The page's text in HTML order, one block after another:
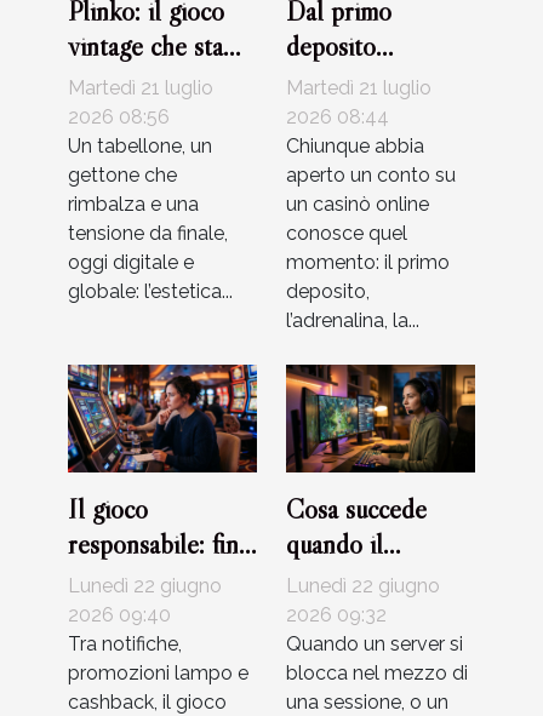
Plinko: il gioco
vintage che sta
rivoluzionando
l’intrattenimento
digitale
Martedì 21 luglio
2026 08:56
Un tabellone, un
gettone che
rimbalza e una
tensione da finale,
oggi digitale e
globale: l’estetica...
Dal primo
deposito
all’upgrade vip:
racconti veri di
giocatori
Martedì 21 luglio
2026 08:44
Chiunque abbia
aperto un conto su
un casinò online
conosce quel
momento: il primo
deposito,
l’adrenalina, la...
Il gioco
responsabile: fino
a che punto i
bonus influenzano
le abitudini dei
giocatori
Lunedì 22 giugno
2026 09:40
Tra notifiche,
promozioni lampo e
cashback, il gioco
Cosa succede
quando il
supporto clienti
fa la differenza
nel gioco digitale
Lunedì 22 giugno
2026 09:32
Quando un server si
blocca nel mezzo di
una sessione, o un